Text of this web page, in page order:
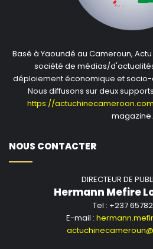
Basé à Yaoundé au Cameroun,
société de médias/
déploiement économique et
Nous diffusons sur deux
https://actuchinecameroon.com
magazine.
NOUS CONTACTER
DIRECTEUR DE
Hermann Mefire
Tel : +237
E-mail :